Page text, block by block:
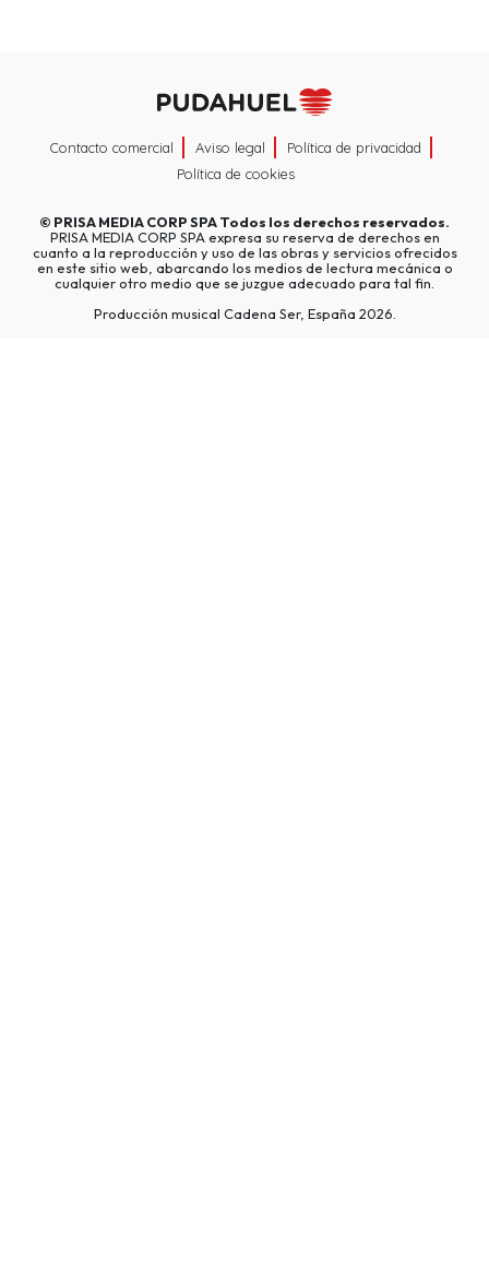
Contacto comercial Aviso legal
Política de privacidad
Política de cookies
© PRISA MEDIA CORP SPATodos los derechos reservados.
PRISA MEDIA CORP SPA expresa su reserva de derechos en
cuanto a la reproducción y uso de las obras y servicios ofrecidos
en este sitio web, abarcando los medios de lectura mecánica o
cualquier otro medio que se juzgue adecuado para tal fin.
Producción musical Cadena Ser, España 2026.